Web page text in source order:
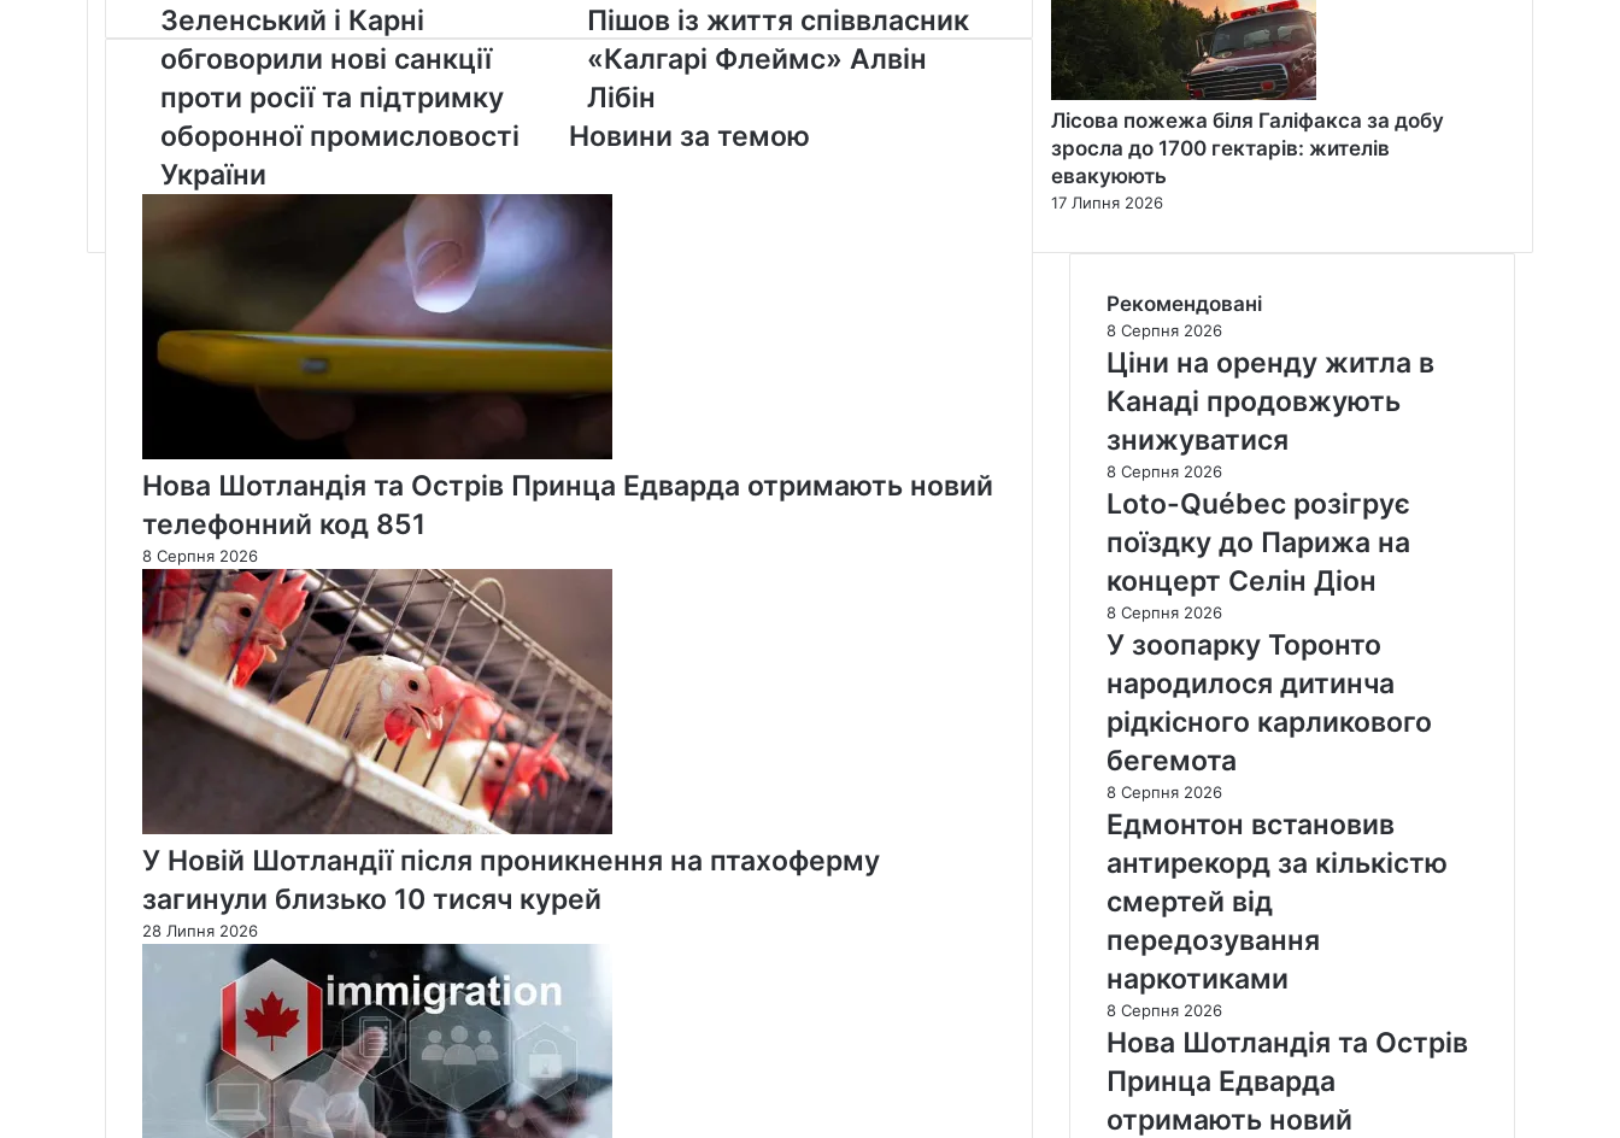
Зеленський
і
Карні
обговорили
нові
санкції
проти
росії
Зеленський і Карні
обговорили нові санкції
проти росії та підтримку
оборонної промисловості
України
Пішов
із
життя
співвласник
«Калгарі
Флеймс»
Пішов із життя співвласник
«Калгарі Флеймс» Алвін
Лібін
Новини за темою
Нова Шотландія та Острів Принца Едварда отримають новий
телефонний код 851
8 Серпня 2026
У Новій Шотландії після проникнення на птахоферму
загинули близько 10 тисяч курей
28 Липня 2026
Лісова пожежа біля Галіфакса за добу
зросла до 1700 гектарів: жителів
евакуюють
17 Липня 2026
Рекомендовані
8 Серпня 2026
Ціни на оренду житла в
Канаді продовжують
знижуватися
8 Серпня 2026
Loto-Québec розігрує
поїздку до Парижа на
концерт Селін Діон
8 Серпня 2026
У зоопарку Торонто
народилося дитинча
рідкісного карликового
бегемота
8 Серпня 2026
Едмонтон встановив
антирекорд за кількістю
смертей від
передозування
наркотиками
8 Серпня 2026
Нова Шотландія та Острів
Принца Едварда
отримають новий